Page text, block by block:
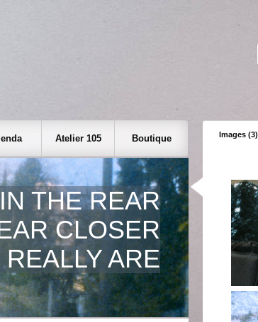
Images (3)
Atelier 105 Boutique
THE REAR
CLOSER
ARE